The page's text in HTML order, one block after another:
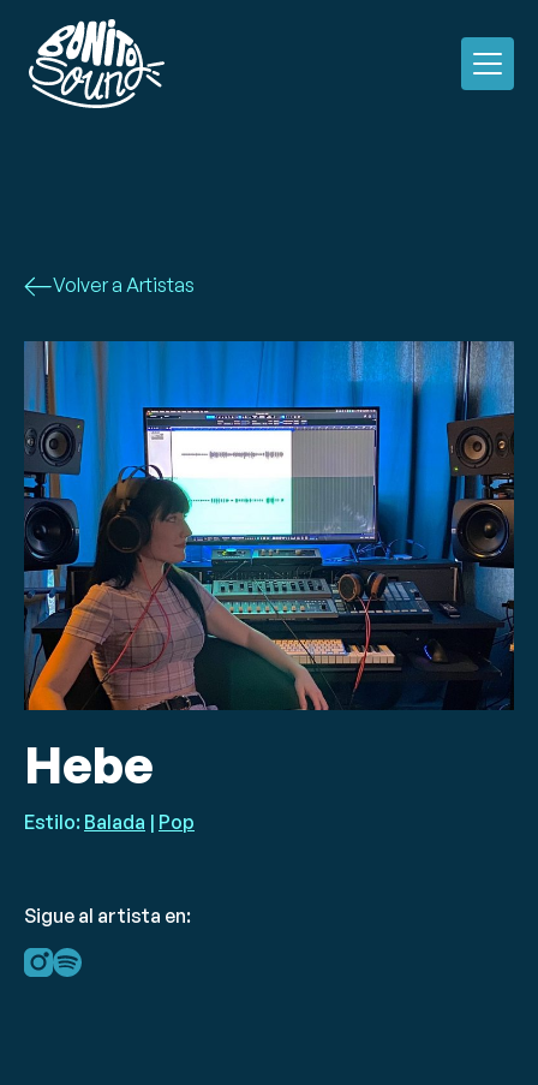
Volver a Artistas
Hebe
Estilo: Balada | Pop
Sigue al artista en: